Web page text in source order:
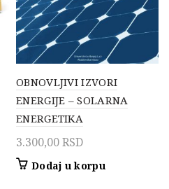
OBNOVLJIVI IZVORI
ENERGIJE – SOLARNA
ENERGETIKA
3.300,00RSD
Dodaj u korpu